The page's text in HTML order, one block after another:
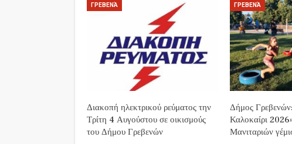
ΓΡΕΒΕΝΆ
Διακοπή ηλεκτρικού ρεύματος την
Τρίτη 4 Αυγούστου σε οικισμούς
του Δήμου Γρεβενών
ΓΡΕΒΕΝΆ
Δήμος
Καλοκαίρι
Μανιταριών